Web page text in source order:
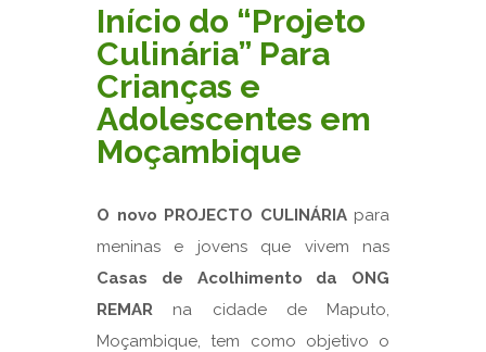
Início do “Projeto
Culinária” Para
Crianças e
Adolescentes em
Moçambique
O novo PROJECTO CULINÁRIApara
meninas e jovens que vivem nas
Casas de Acolhimento da ONG
REMAR na cidade de Maputo,
Moçambique, tem como objetivo o